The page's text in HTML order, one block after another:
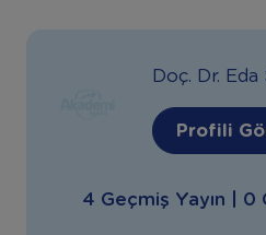
Doç. Dr.
Profili
4 Geçmiş Yayın | 0